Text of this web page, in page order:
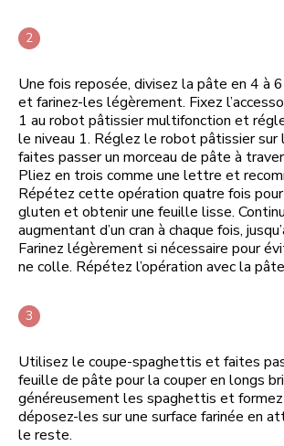
Une fois reposée, divisez la pâte en 4 à
et farinez-les légèrement. Fixez
1 au robot pâtissier multifonction et
le niveau 1. Réglez le robot pâtissier
faites passer un morceau de pâte à
Pliez en trois comme une lettre et
Répétez cette opération quatre fois
gluten et obtenir une feuille lisse.
augmentant d’un cran à chaque fois,
Farinez légèrement si nécessaire pour
ne colle. Répétez l’opération avec la
Utilisez le coupe-spaghettis et faites
feuille de pâte pour la couper en longs
généreusement les spaghettis et
déposez-les sur une surface farinée en
le reste.